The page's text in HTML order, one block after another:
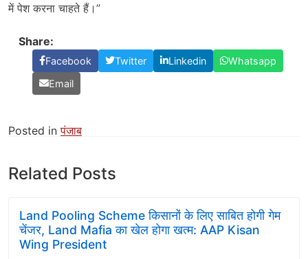
में पेश करना चाहते हैं।”
Share:
Facebook Twitter Linkedin
Whatsapp
Email
Posted inपंजाब
Related Posts
Land Pooling Scheme किसानों के लिए साबित होगी गेम
चेंजर, Land Mafia का खेल होगा खत्म: AAP Kisan
Wing President